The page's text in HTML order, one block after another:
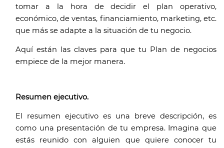
tomar a la hora de decidir el plan operativo,
económico, de ventas, financiamiento, marketing, etc.
que más se adapte a la situación de tu negocio.
Aquí están las claves para que tu Plan de negocios
empiece de la mejor manera.
Resumen ejecutivo.
El resumen ejecutivo es una breve descripción, es
como una presentación de tu empresa. Imagina que
estás reunido con alguien que quiere conocer tu